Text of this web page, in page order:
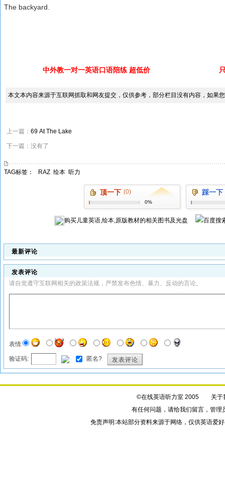
The backyard.
中外教一对一英语口语陪练 超低价
本文本内容来源于互联网抓取和网友提交，仅供参考，部分栏目没有内容，如果
上一篇： 69 At The Lake
下一篇：没有了
TAG标签： RAZ 绘本 听力
顶一下 (0)
0%
踩一下
购买儿童英语,绘本,原版教材的相关图书及光盘
最新评论
发表评论
请自觉遵守互联网相关的政策法规，严禁发布色情、暴力、反动的言论。
表情:
验证码: 匿名? 发表评论
©在线英语听力室 2005 关于
有任何问题，请给我们留言，管理
免责声明:本站部分资料来源于网络，仅供英语爱